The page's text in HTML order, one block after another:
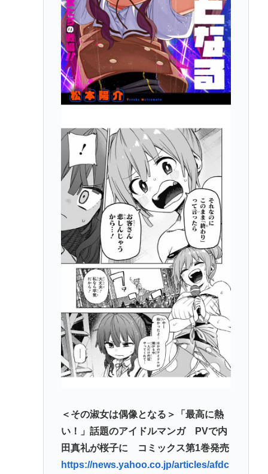
＜その淑女は偶像となる＞「最高に熱
い！」話題のアイドルマンガ PVで内
田真礼が桜子に コミックス第1巻発売
https://news.yahoo.co.jp/articles/afdc